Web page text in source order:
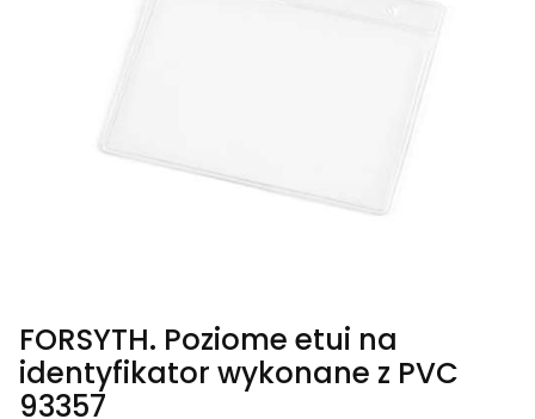
FORSYTH. Poziome etui na
identyfikator wykonane z PVC
93357